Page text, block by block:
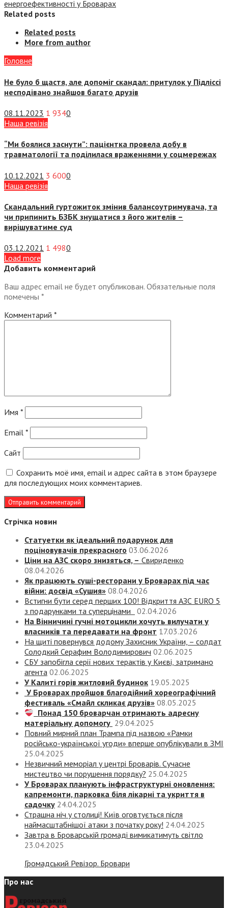
енергоефективності у Броварах
Related posts
Related posts
More from author
Головне
Не було б щастя, але допоміг скандал: притулок у Підліссі
несподівано знайшов багато друзів
08.11.2023 1 9340
Наша ревізія
“Ми боялися заснути”: пацієнтка провела добу в
травматології та поділилася враженнями у соцмережах
10.12.2021 3 6000
Наша ревізія
Скандальний гуртожиток змінив балансоутримувача, та
чи припинить БЗБК знущатися з його жителів –
вирішуватиме суд
03.12.2021 1 4980
Load more
Добавить комментарий
Ваш адрес email не будет опубликован. Обязательные поля
помечены *
Комментарий *
Имя *
Email *
Сайт
Сохранить моё имя, email и адрес сайта в этом браузере
для последующих моих комментариев.
Стрічка новин
Статуетки як ідеальний подарунок для
поціновувачів прекрасного 03.06.2026
Ціни на АЗС скоро знизяться, – Свириденко
08.04.2026
Як працюють суші-ресторани у Броварах під час
війни: досвід «Сушия» 08.04.2026
Встигни бути серед перших 100! Відкриття АЗС EURO 5
з подарунками та суперцінами
02.04.2026
На Вінничині гучні мотоцикли хочуть вилучати у
власників та передавати на фронт 17.03.2026
На щиті повернувся додому Захисник України, – солдат
Солодкий Серафим Володимирович 02.06.2025
СБУ запобігла серії нових терактів у Києві, затримано
агента 02.06.2025
У Калиті горів житловий будинок 19.05.2025
У Броварах пройшов благодійний хореографічний
фестиваль «Смайл скликає друзів» 08.05.2025
Понад 150 броварчан отримають адресну
матеріальну допомогу 29.04.2025
Повний мирний план Трампа під назвою «‎Рамки
російсько-української угоди» вперше опублікували в ЗМІ
25.04.2025
Незвичний меморіал у центрі Броварів. Сучасне
мистецтво чи порушення порядку? 25.04.2025
У Броварах планують інфраструктурні оновлення:
капремонти, парковка біля лікарні та укриття в
садочку 24.04.2025
Страшна ніч у столиці! Київ оговтується після
наймасштабнішої атаки з початку року! 24.04.2025
Завтра в Броварській громаді вимикатимуть світло
23.04.2025
Громадський Ревізор. Бровари
Про нас